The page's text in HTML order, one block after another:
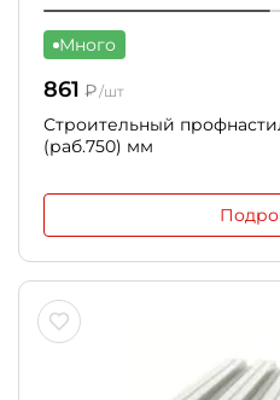
Много
861 ₽/шт
Строительный
(раб.750) мм